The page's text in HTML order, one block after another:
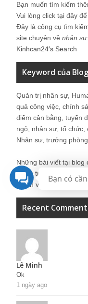
Bạn muốn tìm kiếm
Vui lòng click tại đây
Đây là công cụ tìm
site chuyên về nhân sự
Kinhcan24′s Search
Keyword của Blog
Quản trị nhân sự,
quả công việc, chính
điểm cân bằng, tuyển
ngộ, nhân sự, tổ chức,
Nhân sự, trưởng
Những bài viết tại
Quản trị Nhân sự
thành viên khác trong
Recent
Lê Minh
Ok
1 ngày ago
Bạn có